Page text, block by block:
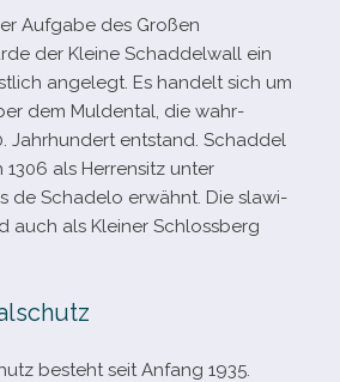
Aufgabe des Großen
der Kleine Schaddelwall ein
ange­legt. Es han­delt sich um
dem Muldental, die wahr­
Jahrhundert ent­stand. Schaddel
als Herrensitz unter
de Schadelo erwähnt. Die sla­wi­
auch als Kleiner Schlossberg
besteht seit Anfang 1935.